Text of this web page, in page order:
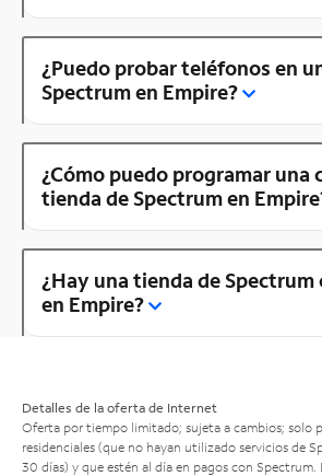
¿Puedo probar teléfonos en
Spectrum en Empire?
¿Cómo puedo programar una
tienda de Spectrum en
¿Hay una tienda de Spectrum
en Empire?
Detalles de la oferta de Internet
Oferta por tiempo limitado; sujeta a cambios; solo
residenciales (que no hayan utilizado servicios de
30 días) y que estén al día en pagos con Spectrum.